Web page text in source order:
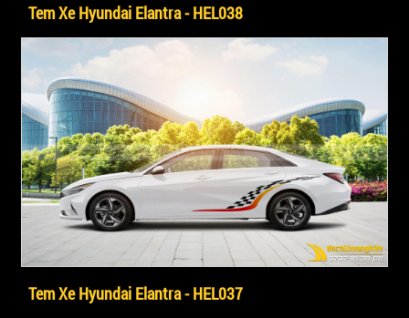
Tem Xe Hyundai Elantra - HEL038
Tem Xe Hyundai Elantra - HEL037